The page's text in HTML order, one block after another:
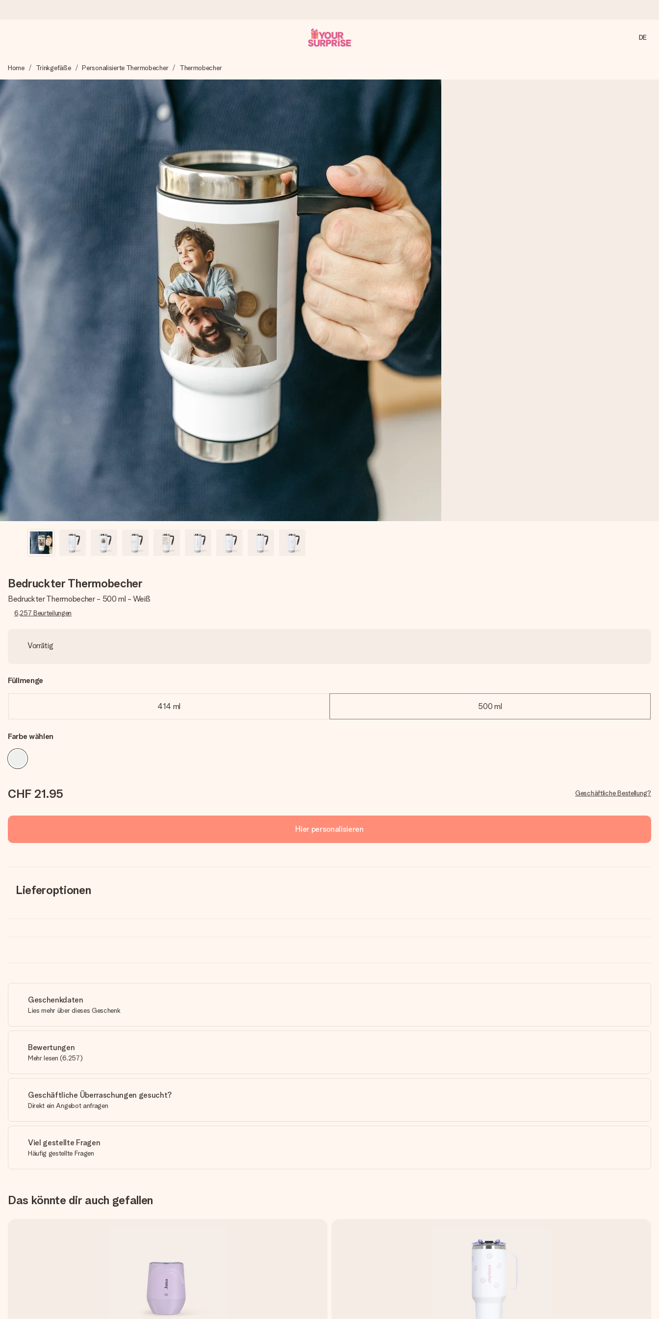
Wir bereiten dein Geschenk sorgfältig vor und schicken es blitzschnell – damit du es genau zum richtigen Zeitpunkt überreichen kannst, wenn es am meisten zählt.
4,7 (basierend auf +15.000 Bewertungen)
Unsere Geschenke begeistern. Kunden bewerten uns mit 4,7 bei Google Reviews (Gesamtergebnis aller Länder, in die wir versenden).
Mit Liebe gemacht, im Handumdrehen
Erstelle etwas Einzigartiges in wenigen Schritten – mit ihrem Namen, deinem Foto oder einer Nachricht von Herzen. Kein Stress, nur pure Liebe für den perfekten Moment.
DE
Home Trinkgefäße Personalisierte Thermobecher Thermobecher
Bedruckter Thermobecher
Bedruckter Thermobecher - 500 ml - Weiß
6,257 Beurteilungen
Vorrätig
Füllmenge
414 ml 500 ml
Farbe wählen
CHF 21.95 Geschäftliche Bestellung?
Hier personalisieren
Lieferoptionen
Geschenkdaten
Lies mehr über dieses Geschenk
Bewertungen
Mehr lesen (6,257)
Geschäftliche Überraschungen gesucht?
Direkt ein Angebot anfragen
Viel gestellte Fragen
Häufig gestellte Fragen
Das könnte dir auch gefallen